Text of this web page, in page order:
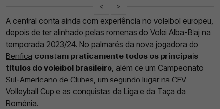
< >
A central conta ainda com experiência no voleibol europeu,
depois de ter alinhado pelas romenas do Volei Alba-Blaj na
temporada 2023/24. No palmarés da nova jogadora do
Benfica constam praticamente todos os principais
títulos do voleibol brasileiro, além de um Campeonato
Sul-Americano de Clubes, um segundo lugar na CEV
Volleyball Cup e as conquistas da Liga e da Taça da
Roménia.